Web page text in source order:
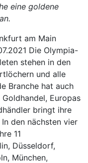
eine goldene
am Main
Die Olympia-
stehen in den
und alle
Branche hat auch
Europas
bringt ihre
den nächsten vier
11
Düsseldorf,
München,